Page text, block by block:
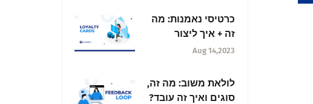
כרטיסי נאמנות: מה
זה + איך ליצור
אותם?
Aug 14,2023
לולאת משוב: מה זה,
סוגים ואיך זה עובד?